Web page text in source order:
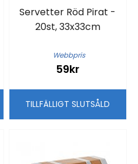
Servetter Röd Pirat -
20st, 33x33cm
Webbpris
59kr
TILLFÄLLIGT SLUTSÅLD